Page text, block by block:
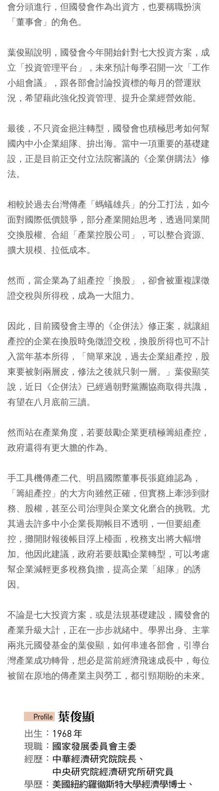
會分頭進行，但國發會作為出資方，也要稱職扮演
「董事會」的角色。
葉俊顯說明，國發會今年開始針對七大投資方案，成
立「投資管理平台」，未來預計每季召開一次「工作
小組會議」，跟各部會討論投資標的每月的營運狀
況，希望藉此強化投資管理、提升企業經營效能。
最後，不只資金挹注轉型，國發會也積極思考如何幫
國內中小企業組隊、拚出海。當中一項重要的基礎建
設，正是目前正交付立法院審議的《企業併購法》修
法。
相較於過去台灣傳產「螞蟻雄兵」的分工打法，如今
面對國際低價競爭，部分產業開始思考，透過同業間
交換股權、合組「產業控股公司」，可以整合資源、
擴大規模、拉低成本。
然而，當企業為了組產控「換股」，卻會被重複課徵
證交稅與所得稅，成為一大阻力。
因此，目前國發會主導的《企併法》修正案，就讓組
產控的企業在換股時免徵證交稅，換股所得也可不計
入當年基本所得，「簡單來說，過去企業組產控，股
東要被剝兩層皮，修法之後就只剝一層。」葉俊顯笑
說，近日《企併法》已經過朝野黨團協商取得共識，
有望在八月底前三讀。
然而站在產業角度，若要鼓勵企業更積極籌組產控，
政府還得有更大膽的作為。
手工具機傳產二代、明昌國際董事長張庭維認為，
「籌組產控」的大方向雖然正確，但實務上牽涉到財
務、股權，甚至公司治理與企業文化磨合的挑戰。尤
其過去許多中小企業長期帳目不透明，一但要組產
控，攤開財報後帳目浮上檯面，稅務支出將大幅增
加。他因此建議，政府若要鼓勵企業轉型，可以考慮
幫企業減輕更多稅務負擔，提高企業「組隊」的誘
因。
不論是七大投資方案，或是法規基礎建設，國發會的
產業升級大計，正在一步步就緒中。學界出身、主掌
兩兆元國發基金的葉俊顯，如何串連各部會，引導台
灣產業成功轉骨，想必是當前經濟飛速成長中，每位
被留在原地的傳產業主與勞工，都引頸期盼的未來。